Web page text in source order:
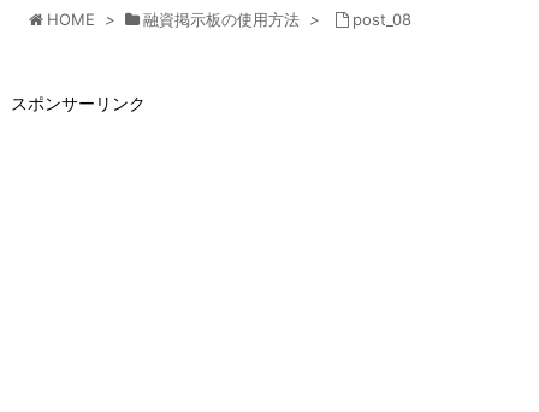
HOME > 融資掲示板の使用方法 > post_08
スポンサーリンク